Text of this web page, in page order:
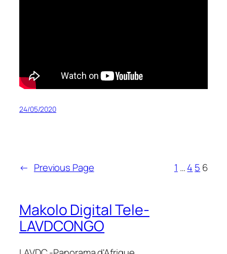
24/05/2020
← Previous Page 1 …4 5 6
Makolo Digital Tele-
LAVDCONGO